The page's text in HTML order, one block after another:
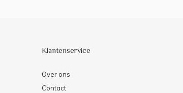
Klantenservice
Over ons
Contact